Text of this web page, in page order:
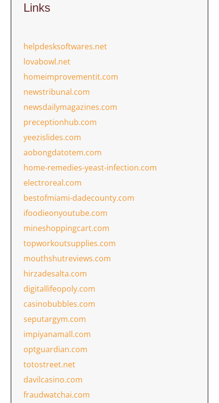
Links
helpdesksoftwares.net
lovabowl.net
homeimprovementit.com
newstribunal.com
newsdailymagazines.com
preceptionhub.com
yeezislides.com
aobongdatotem.com
home-remedies-yeast-infection.com
electroreal.com
bestofmiami-dadecounty.com
ifoodieonyoutube.com
mineshoppingcart.com
topworkoutsupplies.com
mouthshutreviews.com
hirzadesalta.com
digitallifeopoly.com
casinobubbles.com
seputargym.com
impiyanamall.com
optguardian.com
totostreet.net
davilcasino.com
fraudwatchai.com